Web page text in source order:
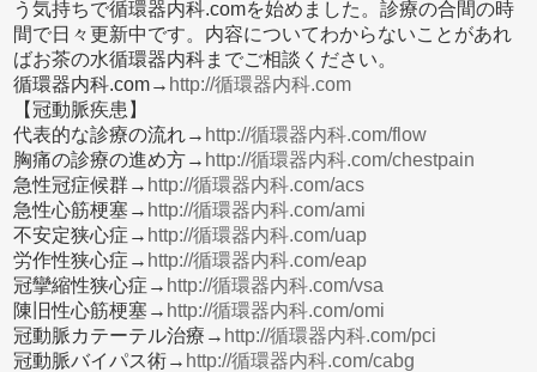
う気持ちで循環器内科.comを始めました。診療の合間の時
間で日々更新中です。内容についてわからないことがあれ
ばお茶の水循環器内科までご相談ください。
循環器内科.com→ http://循環器内科.com
【冠動脈疾患】
代表的な診療の流れ→ http://循環器内科.com/flow
胸痛の診療の進め方→ http://循環器内科.com/chestpain
急性冠症候群→ http://循環器内科.com/acs
急性心筋梗塞→ http://循環器内科.com/ami
不安定狭心症→ http://循環器内科.com/uap
労作性狭心症→ http://循環器内科.com/eap
冠攣縮性狭心症→ http://循環器内科.com/vsa
陳旧性心筋梗塞→ http://循環器内科.com/omi
冠動脈カテーテル治療→ http://循環器内科.com/pci
冠動脈バイパス術→ http://循環器内科.com/cabg